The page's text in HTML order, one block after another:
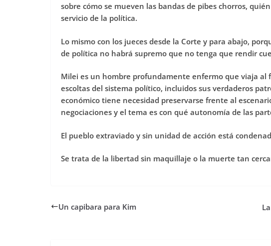
sobre cómo se mueven las bandas de pibes chorros,
servicio de la política.
Lo mismo con los jueces desde la Corte y para abajo,
de política no habrá supremo que no tenga que rendir
Milei es un hombre profundamente enfermo que viaja al
escoltas del sistema político, incluidos sus verdaderos
económico tiene necesidad preservarse frente al
negociaciones y el tema es con qué autonomía de las
El pueblo extraviado y sin unidad de acción está
Se trata de la libertad sin maquillaje o la muerte tan
Un capibara para Kim